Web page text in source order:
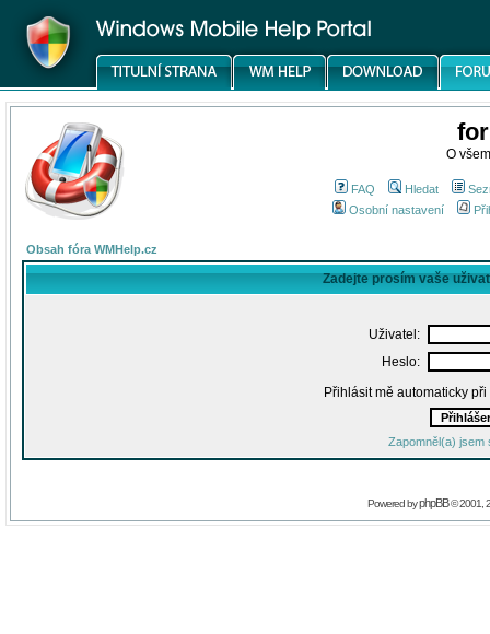
O
FAQ Hledat
Osobní nastavení
Obsah fóra WMHelp.cz
Zadejte prosím vaše
Uživatel:
Heslo:
Přihlásit mě automaticky
Zapomněl(a) jsem
Powered byphpBB© 2001,